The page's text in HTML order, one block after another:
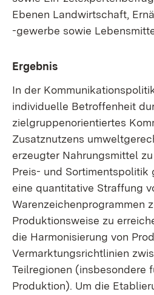
Ebenen Landwirtschaft,
-gewerbe sowie
Ergebnis
In der
individuelle Betroffenheit
zielgruppenorientiertes
Zusatznutzens
erzeugter Nahrungsmittel
Preis- und Sortimentspolitik
eine quantitative Straffung
Warenzeichenprogrammen
Produktionsweise zu
die Harmonisierung von
Vermarktungsrichtlinien
Teilregionen (insbesondere
Produktion). Um die